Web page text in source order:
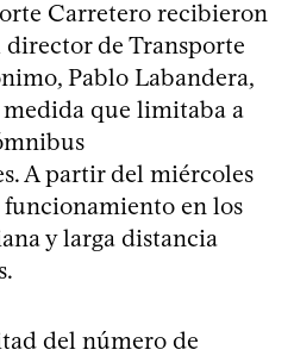
Carretero recibieron
de Transporte
Pablo Labandera,
que limitaba a
A partir del miércoles
en los
y larga distancia
del número de